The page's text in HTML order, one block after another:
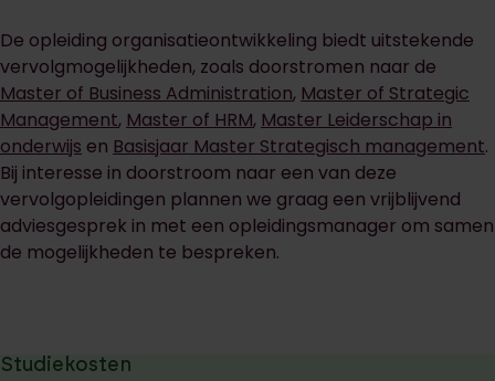
De opleiding organisatieontwikkeling biedt uitstekende
vervolgmogelijkheden, zoals doorstromen naar de
Master of Business Administration, Master of Strategic
Management, Master of HRM, Master Leiderschap in
onderwijs en Basisjaar Master Strategisch management.
Bij interesse in doorstroom naar een van deze
vervolgopleidingen plannen we graag een vrijblijvend
adviesgesprek in met een opleidingsmanager om samen
de mogelijkheden te bespreken.
Studiekosten